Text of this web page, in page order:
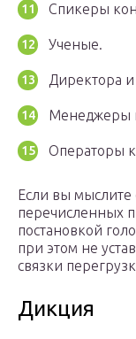
Спикеры
Ученые.
Директора
Менеджеры
Операторы
Если вы мыслите
перечисленных
постановкой
при этом не
связки
Дикция